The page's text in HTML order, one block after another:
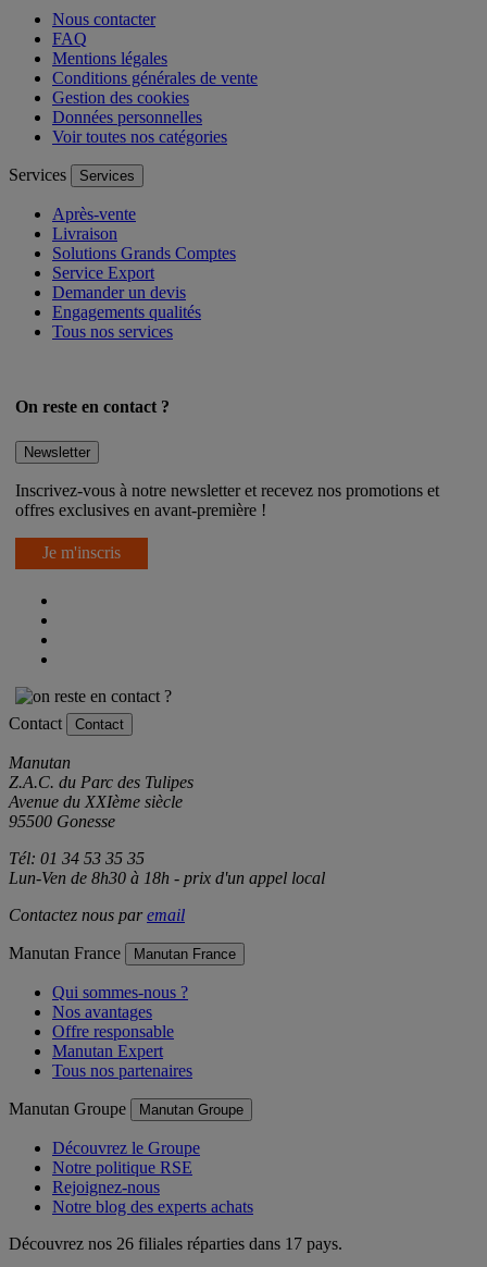
Nous contacter
FAQ
Mentions légales
Conditions générales de vente
Gestion des cookies
Données personnelles
Voir toutes nos catégories
Services Services
Après-vente
Livraison
Solutions Grands Comptes
Service Export
Demander un devis
Engagements qualités
Tous nos services
On reste en contact ?
Newsletter
Inscrivez-vous à notre newsletter et recevez nos promotions et
offres exclusives en avant-première !
Je m'inscris
Contact Contact
Manutan
Z.A.C. du Parc des Tulipes
Avenue du XXIème siècle
95500 Gonesse
Tél: 01 34 53 35 35
Lun-Ven de 8h30 à 18h - prix d'un appel local
Contactez nous paremail
Manutan France Manutan France
Qui sommes-nous ?
Nos avantages
Offre responsable
Manutan Expert
Tous nos partenaires
Manutan Groupe Manutan Groupe
Découvrez le Groupe
Notre politique RSE
Rejoignez-nous
Notre blog des experts achats
Découvrez nos 26 filiales réparties dans 17 pays.